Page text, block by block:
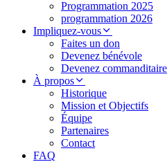
Programmation 2025
programmation 2026
Impliquez-vous
Faites un don
Devenez bénévole
Devenez commanditaire
À propos
Historique
Mission et Objectifs
Équipe
Partenaires
Contact
FAQ